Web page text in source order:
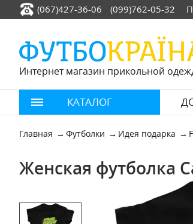
(067)427-36-06 (099)762-05-32
Интернет магазин прикольной
КАТАЛОГ
Главная Футболки Идея подарка
Женская футболка